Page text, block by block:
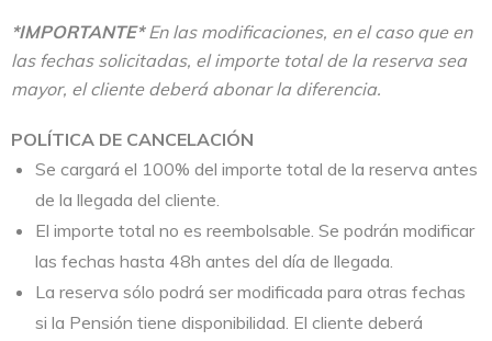
*IMPORTANTE*En las modificaciones, en el caso que en
las fechas solicitadas, el importe total de la reserva sea
mayor, el cliente deberá abonar la diferencia.
POLÍTICA DE CANCELACIÓN
Se cargará el 100% del importe total de la reserva antes
de la llegada del cliente.
El importe total no es reembolsable. Se podrán modificar
las fechas hasta 48h antes del día de llegada.
La reserva sólo podrá ser modificada para otras fechas
si la Pensión tiene disponibilidad. El cliente deberá